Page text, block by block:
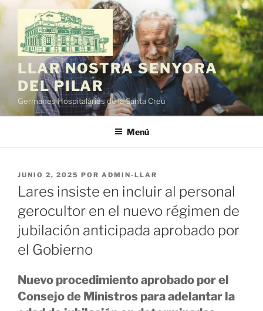
Saltar
contenido
LLAR NOSTRA SENYORA
DEL PILAR
Germanes Hospitalàries de la Santa Creu
Menú
PUBLICADO
EL
JUNIO 2, 2025 POR ADMIN-LLAR
Lares insiste en incluir al personal
gerocultor en el nuevo régimen de
jubilación anticipada aprobado por
el Gobierno
Nuevo procedimiento aprobado por el
Consejo de Ministros para adelantar la